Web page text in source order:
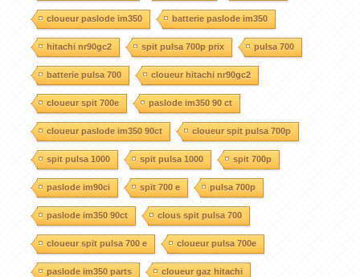
cloueur paslode im350 batterie paslode im350
hitachi nr90gc2 spit pulsa 700p prix pulsa 700
batterie pulsa 700 cloueur hitachi nr90gc2
cloueur spit 700e paslode im350 90 ct
cloueur paslode im350 90ct cloueur spit pulsa 700p
spit pulsa 1000 spit pulsa 1000 spit 700p
paslode im90ci spit 700 e pulsa 700p
paslode im350 90ct clous spit pulsa 700
cloueur spit pulsa 700 e cloueur pulsa 700e
paslode im350 parts cloueur gaz hitachi